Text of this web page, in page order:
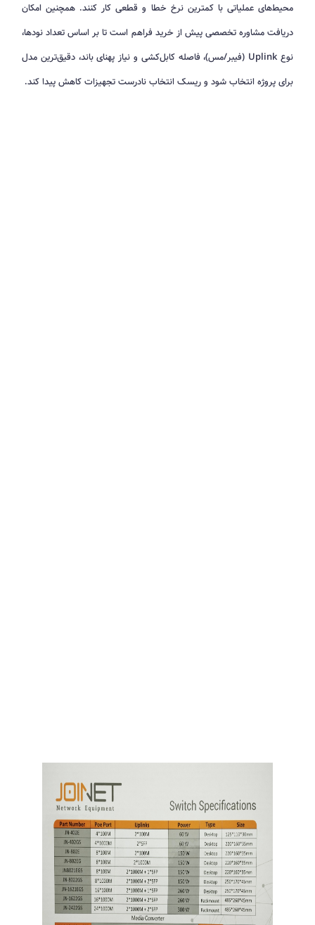
محیط‌های عملیاتی با کمترین نرخ خطا و قطعی کار کنند. همچنین امکان
دریافت مشاوره تخصصی پیش از خرید فراهم است تا بر اساس تعداد نودها،
نوع Uplink (فیبر/مس)، فاصله کابل‌کشی و نیاز پهنای باند، دقیق‌ترین مدل
برای پروژه انتخاب شود و ریسک انتخاب نادرست تجهیزات کاهش پیدا کند.